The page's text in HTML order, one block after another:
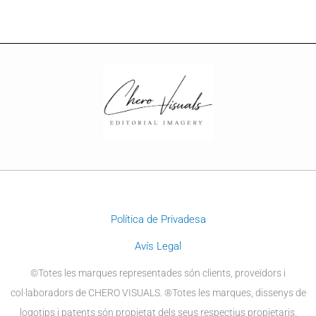
Política de Privadesa
Avís Legal
©Totes les marques representades són clients, proveïdors i
col·laboradors de CHERO VISUALS. ®Totes les marques, dissenys de
logotips i patents són propietat dels seus respectius propietaris.